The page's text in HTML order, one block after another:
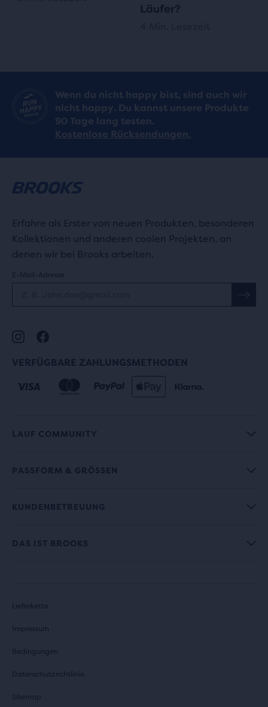
Läufer?
Wenn du nicht happy bist, sind auch wir
nicht happy. Du kannst unsere Produkte
90 Tage lang testen.
Kostenlose Rücksendungen.
Erfahre als Erster von neuen Produkten, besonderen
Kollektionen und anderen coolen Projekten, an
denen wir bei Brooks arbeiten.
E-Mail-Adresse
VERFÜGBARE ZAHLUNGSMETHODEN
LAUF COMMUNITY
PASSFORM & GRÖSSEN
KUNDENBETREUUNG
DAS IST BROOKS
Lieferkette
Impressum
Bedingungen
Datenschutzrichtlinie
Sitemap